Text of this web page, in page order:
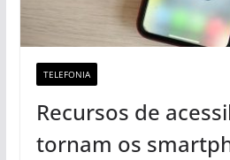
TELEFONIA
Recursos de
tornam os